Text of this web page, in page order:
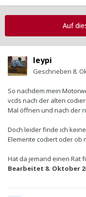
Auf
leypi
Geschrieben 8.
So nachdem mein
vcds nach der alten
Mal öffnen und nach der
Doch leider finde ich
Elemente codiert oder ob
Hat da jemand einen Rat
Bearbeitet 8. Oktober